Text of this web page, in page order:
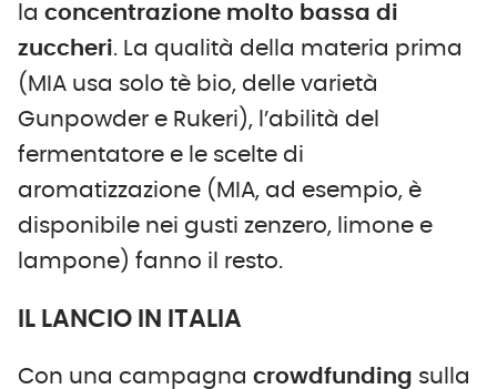
la concentrazione molto bassa di
zuccheri. La qualità della materia prima
(MIA usa solo tè bio, delle varietà
Gunpowder e Rukeri), l’abilità del
fermentatore e le scelte di
aromatizzazione (MIA, ad esempio, è
disponibile nei gusti zenzero, limone e
lampone) fanno il resto.
IL LANCIO IN ITALIA
Con una campagna crowdfunding sulla